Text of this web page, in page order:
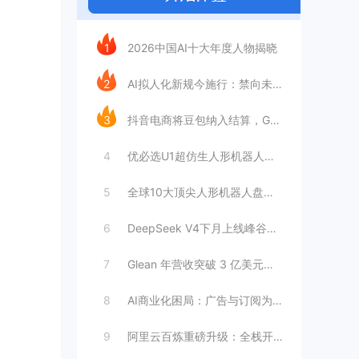
今日推荐
1 2026中国AI十大年度人物揭晓
2 AI拟人化新规今施行：禁向未成年人提供虚
3 抖音电商将豆包纳入结算，GEO成交归因时
4 优必选U1超仿生人形机器人：情感陪伴AI
5 全球10大顶尖人形机器人盘点：工厂与家庭
6 DeepSeek V4下月上线峰谷定价，
7 Glean 年营收突破 3 亿美元，暴增
8 AI商业化困局：广告与订阅为何难以独立支
9 阿里云百炼重磅升级：全栈开放接入，打造模